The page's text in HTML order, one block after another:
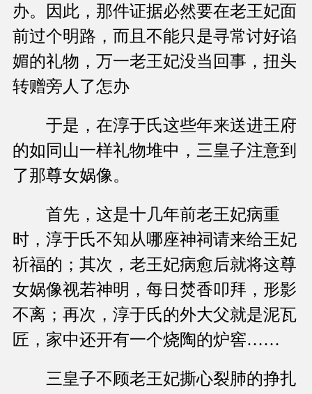
办。因此，那件证据必然要在老王妃面
前过个明路，而且不能只是寻常讨好谄
媚的礼物，万一老王妃没当回事，扭头
转赠旁人了怎办
于是，在淳于氏这些年来送进王府
的如同山一样礼物堆中，三皇子注意到
了那尊女娲像。
首先，这是十几年前老王妃病重
时，淳于氏不知从哪座神祠请来给王妃
祈福的；其次，老王妃病愈后就将这尊
女娲像视若神明，每日焚香叩拜，形影
不离；再次，淳于氏的外大父就是泥瓦
匠，家中还开有一个烧陶的炉窖……
三皇子不顾老王妃撕心裂肺的挣扎